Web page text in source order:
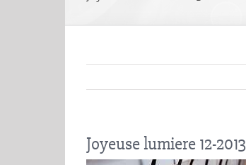
Joyeuse lumiere 12-2013